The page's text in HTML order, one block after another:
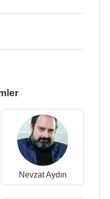
Nevzat Aydın